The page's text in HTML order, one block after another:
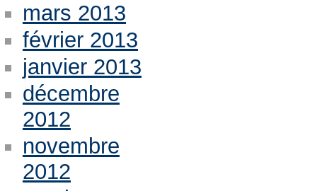
mars 2013
février 2013
janvier 2013
décembre
2012
novembre
2012